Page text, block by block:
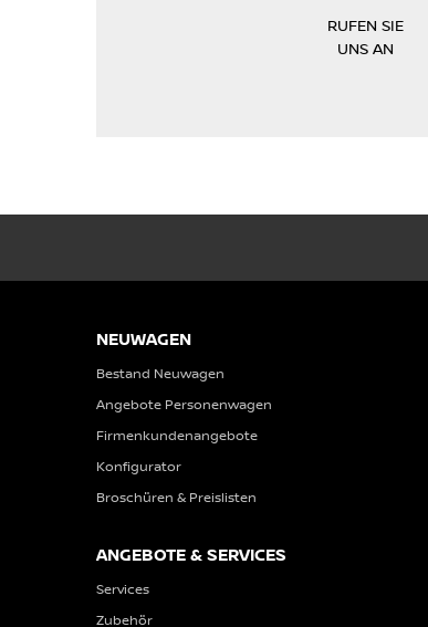
RUFEN SIE
UNS AN
NEUWAGEN
Bestand Neuwagen
Angebote Personenwagen
Firmenkundenangebote
Konfigurator
Broschüren & Preislisten
ANGEBOTE & SERVICES
Services
Zubehör